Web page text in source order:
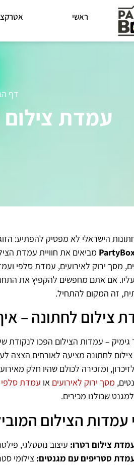
ראשי
דף
עמדת
הישראלי לא מפסיק להפתיע:
מביאים את חוויית עמדת
מסך ירוק לאירועים, עמדת סלפי
אם אתם מחפשים להקפיץ את
זה המקום להתחיל.
צילום לחתונה –
גימיק – עמדות הצילום הפכו לנקודת
לחתונה מציעה לאורחים הצצה
ומזכירה לכולם שהיו חלק
מסך ירוק לאירועים או עמדת סלפי
שכולנו מכירים.
עמדות הצילום
צילום רטרו: עיצוב נוסטלגי,
סטריפים עם מגנטים: צילומי